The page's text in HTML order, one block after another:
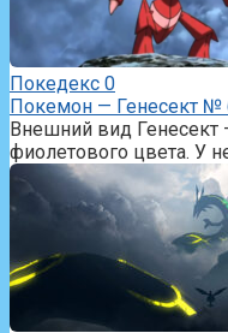
Покедекс 0
Покемон — Генесект №
Внешний вид Генесект
фиолетового цвета. У